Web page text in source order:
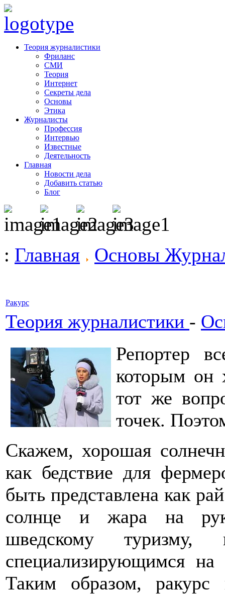
Теория журналистики
Фриланс
СМИ
Теория
Интернет
Секреты дела
Основы
Этика
Журналисты
Профессия
Интервью
Известные
Деятельность
Главная
Новости дела
Добавить статью
Блог
: Главная Основы
Ракурс
Теория журналистики -
Репортер
которым он
тот же
точек.
Скажем, хорошая
как бедствие для
быть представлена как
солнце и жара на
шведскому туризму,
специализирующимся
Таким образом, ракурс